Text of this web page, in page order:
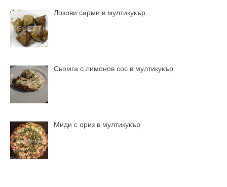
Лозови сарми в мултикукър
Сьомга с лимонов сос в мултикукър
Миди с ориз в мултикукър